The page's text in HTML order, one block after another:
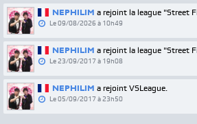
NEPHILIM a rejoint la league "Street
Le09/08/2026 à 10h49
NEPHILIM a rejoint la league "Street
Le23/09/2017 à 19h08
NEPHILIM a rejoint VSLeague.
Le05/09/2017 à 23h50